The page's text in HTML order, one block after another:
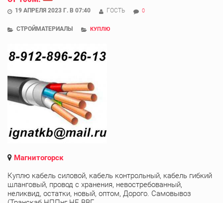
19 АПРЕЛЯ 2023 Г. В 07:40 ГОСТЬ 0
СТРОЙМАТЕРИАЛЫ КУПЛЮ
Магнитогорск
Куплю кабель силовой, кабель контрольный, кабель гибкий
шланговый, провод с хранения, невостребованный,
неликвид, остатки, новый, оптом, Дорого. Самовывоз